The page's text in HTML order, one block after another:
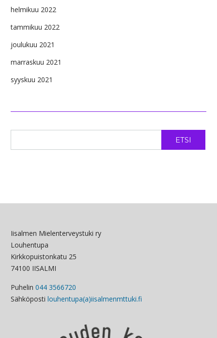
helmikuu 2022
tammikuu 2022
joulukuu 2021
marraskuu 2021
syyskuu 2021
ETSI
Iisalmen Mielenterveystuki ry
Louhentupa
Kirkkopuistonkatu 25
74100 IISALMI
Puhelin 044 3566720
Sähköposti louhentupa(a)iisalmenmttuki.fi